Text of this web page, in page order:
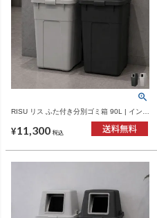
RISU リス ふた付き分別ゴミ箱 90L | インテ
¥11,300 税込